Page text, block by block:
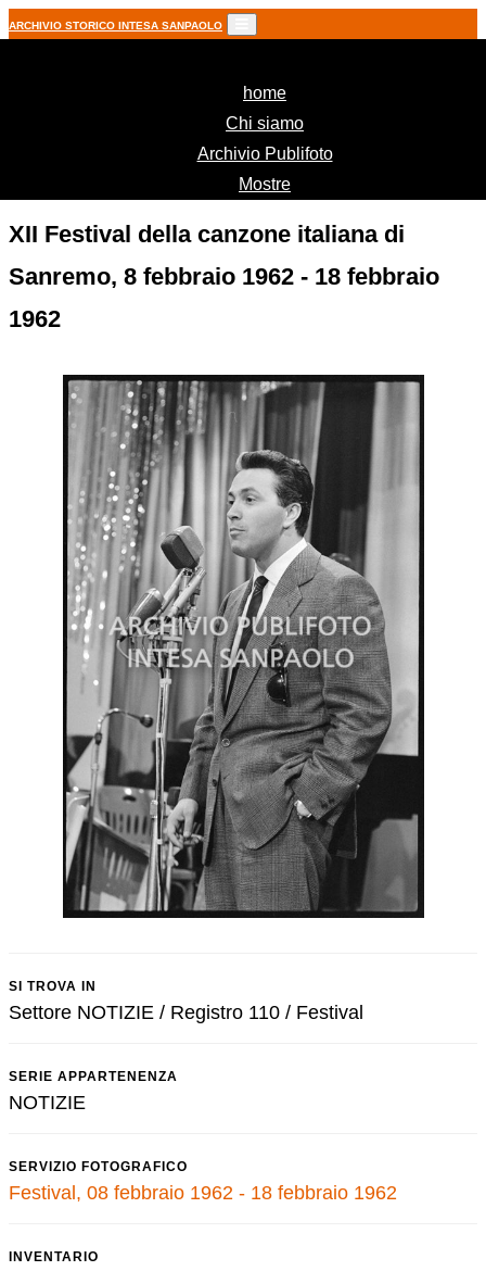
ARCHIVIO STORICO INTESA SANPAOLO
home(current)
Chi siamo
Archivio Publifoto
Mostre
XII Festival della canzone italiana di
Sanremo, 8 febbraio 1962 - 18 febbraio
1962
SI TROVA IN
Settore NOTIZIE / Registro 110 / Festival
SERIE APPARTENENZA
NOTIZIE
SERVIZIO FOTOGRAFICO
Festival, 08 febbraio 1962 - 18 febbraio 1962
INVENTARIO